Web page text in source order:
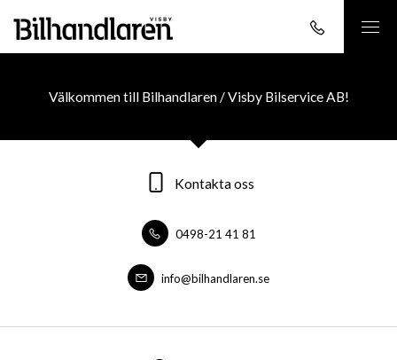
Välkommen till Bilhandlaren / Visby Bilservice AB!
Kontakta oss
0498-21 41 81
info@bilhandlaren.se